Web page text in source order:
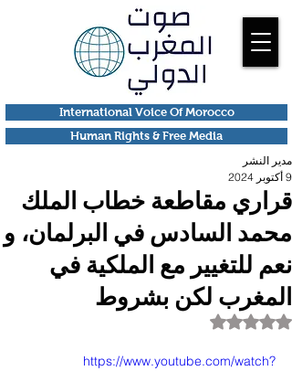
Human Rights & Free Media
International Voice Of Morocco
قراري مقاطعة خطاب الملك
محمد السادس في البرلمان، و
نعم للتغيير مع الملكية في
المغرب لكن بشروط
مدير النشر
9 أكتوبر 2024
تم التقييم بـ ليس رقمًا من أصل 5 نجوم.
https://www.youtube.com/watch?